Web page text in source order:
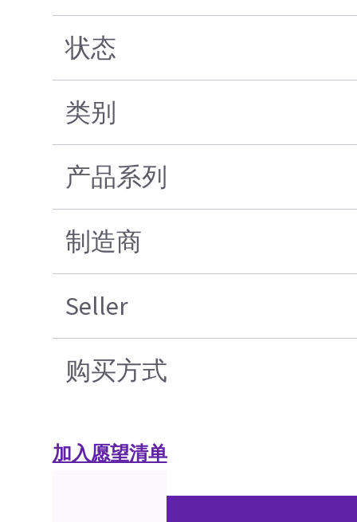
状态
类别
产品系列
制造商
Seller
购买方式
加入愿望清单